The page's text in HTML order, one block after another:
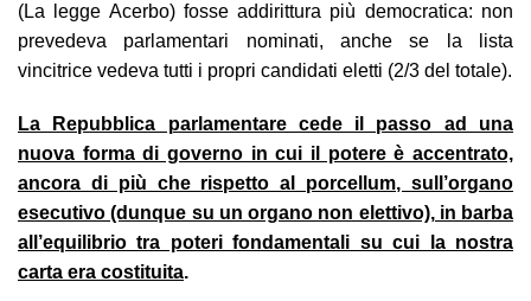
(La legge Acerbo) fosse addirittura più democratica: non
prevedeva parlamentari nominati, anche se la lista
vincitrice vedeva tutti i propri candidati eletti (2/3 del totale).
La Repubblica parlamentare cede il passo ad una
nuova forma di governo in cui il potere è accentrato,
ancora di più che rispetto al porcellum, sull’organo
esecutivo (dunque su un organo non elettivo), in barba
all’equilibrio tra poteri fondamentali su cui la nostra
carta era costituita.